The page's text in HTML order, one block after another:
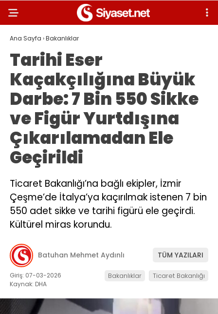
Ana Sayfa ›Bakanlıklar
Tarihi Eser
Kaçakçılığına Büyük
Darbe: 7 Bin 550 Sikke
ve Figür Yurtdışına
Çıkarılamadan Ele
Geçirildi
Ticaret Bakanlığı’na bağlı ekipler, İzmir
Çeşme’de İtalya’ya kaçırılmak istenen 7 bin
550 adet sikke ve tarihi figürü ele geçirdi.
Kültürel miras korundu.
Batuhan Mehmet Aydınlı TÜM YAZILARI
Giriş: 07-03-2026
Kaynak: DHA
Bakanlıklar Ticaret Bakanlığı